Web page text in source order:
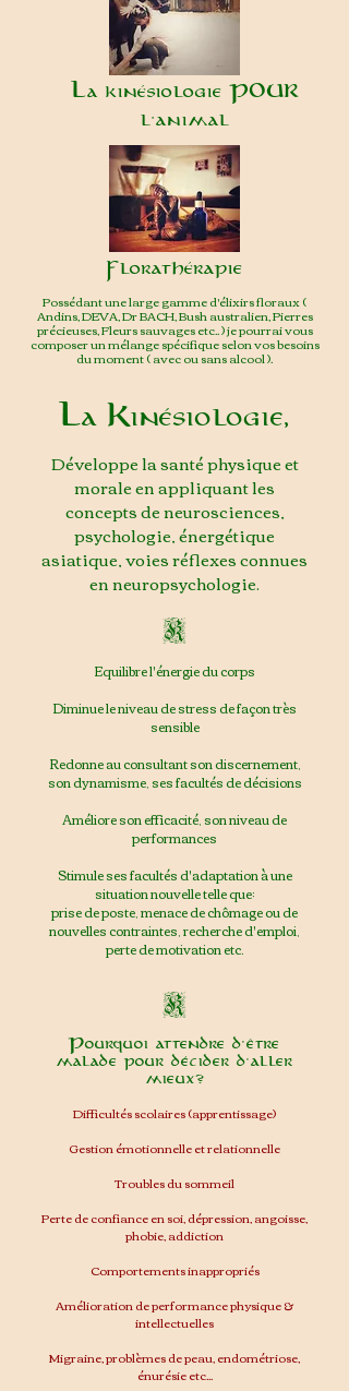
La kinésiologie POUR
l'animal
Florathérapie
Possédant une large gamme d'élixirs floraux (
Andins, DEVA, Dr BACH, Bush australien, Pierres
précieuses, Fleurs sauvages etc.. ) je pourrai vous
composer un mélange spécifique selon vos besoins
du moment ( avec ou sans alcool ).
La Kinésiologie,
Développe la santé physique et
morale en appliquant les
concepts de neurosciences,
psychologie, énergétique
asiatique, voies réflexes connues
en neuropsychologie.
K
Equilibre l'énergie du corps
Diminue le niveau de stress de façon très
sensible
Redonne au consultant son discernement,
son dynamisme, ses facultés de décisions
Améliore son efficacité, son niveau de
performances
Stimule ses facultés d'adaptation à une
situation nouvelle telle que:
prise de poste, menace de chômage ou de
nouvelles contraintes, recherche d'emploi,
perte de motivation etc.
K
Pourquoi attendre d’être
malade pour décider d’aller
mieux?
Difficultés scolaires (apprentissage)
Gestion émotionnelle et relationnelle
Troubles du sommeil
Perte de confiance en soi, dépression, angoisse,
phobie, addiction
Comportements inappropriés
Amélioration de performance physique &
intellectuelles
Migraine, problèmes de peau, endométriose,
énurésie etc...